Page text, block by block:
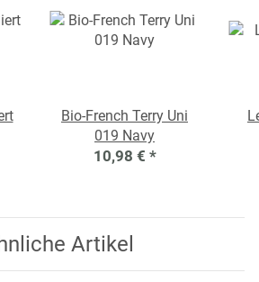
Bio-French Terry Uni
019 Navy
10,98 € *
Artikel